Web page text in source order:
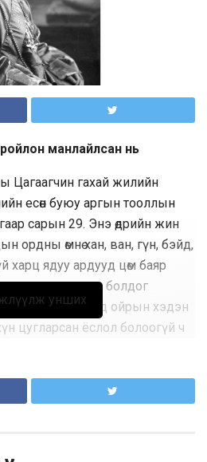
манлайлсан нь
Цагаагчин гахай жилийн
есөн буюу аргын тооллын
сарын 29. Энэ өдрийн жин
ордны өмнө хан, ван, гүн, бэйд,
харц ядуу ардууд цөм баяр
дэнжид болдог
Их Хүрээнд ойрын хэдэн
цугларсан ёслол болоогүй ч
цаг эхэлмэгц Халхын
хурсан олны өмнө ёс, намба
унших